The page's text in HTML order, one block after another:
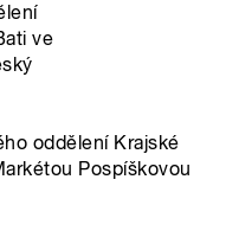
ve
oddělení Krajské
Pospíškovou